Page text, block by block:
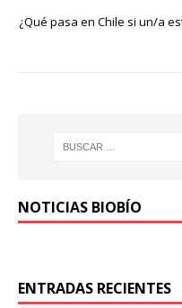
¿Qué pasa en Chile si un/a
NOTICIAS BIOBÍO
ENTRADAS RECIENTES